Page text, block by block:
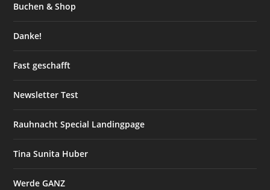
Buchen & Shop
Danke!
Fast geschafft
Newsletter Test
Rauhnacht Special Landingpage
Tina Sunita Huber
Werde GANZ